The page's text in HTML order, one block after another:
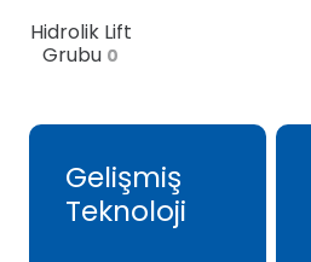
Hidrolik Lift
Grubu 0
Gelişmiş
Teknoloji